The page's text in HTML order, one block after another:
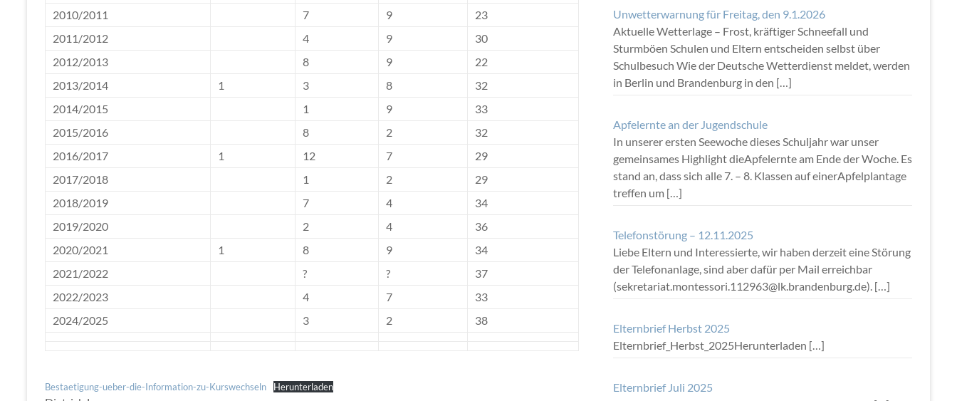
2010/2011
7 9
23
2011/2012
4 9
30
2012/2013
8 9
22
2013/2014
1 3 8
32
2014/2015
1 9
33
2015/2016
8 2
32
2016/2017
1 12 7
29
2017/2018
1 2
29
2018/2019
7 4
34
2019/2020
2 4
36
2020/2021
1 8 9
34
2021/2022
? ?
37
2022/2023
4 7
33
2024/2025
3 2 38
Bestaetigung-ueber-die-Information-zu-Kurswechseln Herunterladen
Unwetterwarnung für Freitag, den 9.1.2026
Aktuelle Wetterlage – Frost, kräftiger Schneefall und
Sturmböen Schulen und Eltern entscheiden selbst über
Schulbesuch Wie der Deutsche Wetterdienst meldet, werden
in Berlin und Brandenburg in den […]
Apfelernte an der Jugendschule
In unserer ersten Seewoche dieses Schuljahr war unser
gemeinsames Highlight dieApfelernte am Ende der Woche. Es
stand an, dass sich alle 7. – 8. Klassen auf einerApfelplantage
treffen um […]
Telefonstörung – 12.11.2025
Liebe Eltern und Interessierte, wir haben derzeit eine Störung
der Telefonanlage, sind aber dafür per Mail erreichbar
(sekretariat.montessori.112963@lk.brandenburg.de). […]
Elternbrief Herbst 2025
Elternbrief_Herbst_2025Herunterladen […]
Elternbrief Juli 2025